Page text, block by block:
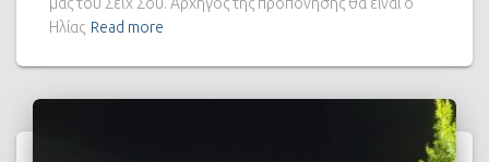
μας του Σέϊχ Σου. Αρχηγός της προπόνησης θα είναι ο
Ηλίας Read more